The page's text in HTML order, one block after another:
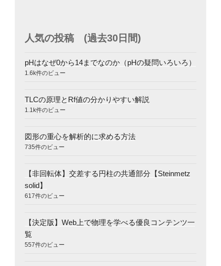
人気の投稿 (過去30日間)
pHはなぜ0から14までなのか（pHの疑問いろいろ）
1.6k件のビュー
TLCの原理とRf値の分かりやすい解説
1.1k件のビュー
図形の重心を解析的に求める方法
735件のビュー
【非回転体】交差する円柱の共通部分【Steinmetz
solid】
617件のビュー
【決定版】Web上で物理を学べる優良コンテンツ一
覧
557件のビュー